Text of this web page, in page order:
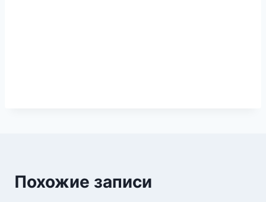
Похожие записи